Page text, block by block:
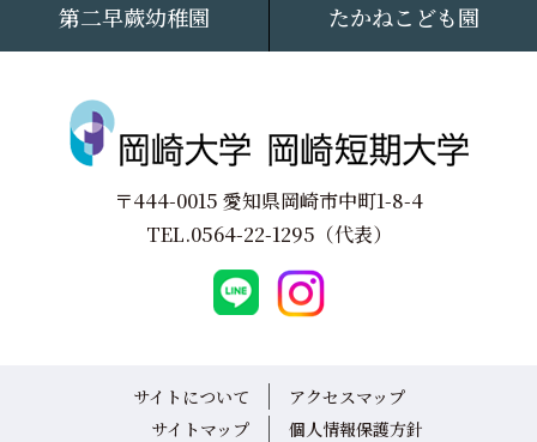
第二早蕨幼稚園 たかねこども園
〒444-0015 愛知県岡崎市中町1-8-4
TEL.0564-22-1295 （代表）
サイトについて
アクセスマップ
サイトマップ
個人情報保護方針